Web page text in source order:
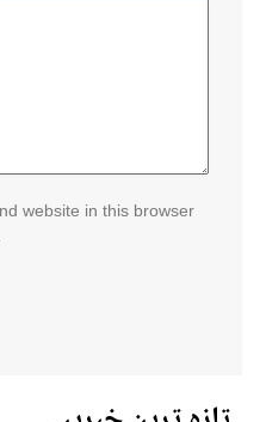
website in this browser